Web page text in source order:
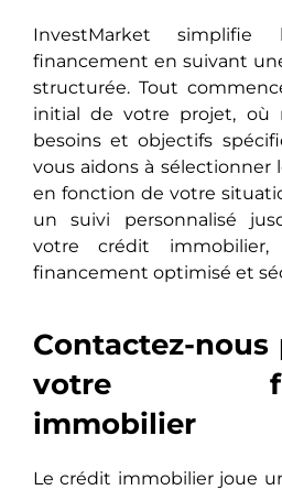
InvestMarket
financement en suivant
structurée. Tout
initial de votre projet, où
besoins et objectifs
vous aidons à sélectionner
en fonction de votre
un suivi personnalisé
votre crédit
financement optimisé et
Contactez-
votre
immobilier
Le crédit immobilier joue